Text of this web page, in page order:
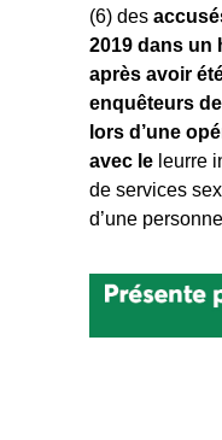
(6) des
2019 dans un
après avoir
enquêteurs
lors d’une
avec le leurre
de services
d’une